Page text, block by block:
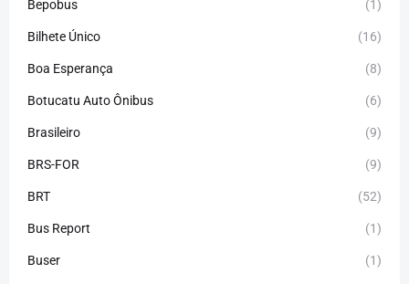
Bepobus (1)
Bilhete Único (16)
Boa Esperança (8)
Botucatu Auto Ônibus (6)
Brasileiro (9)
BRS-FOR (9)
BRT (52)
Bus Report (1)
Buser (1)